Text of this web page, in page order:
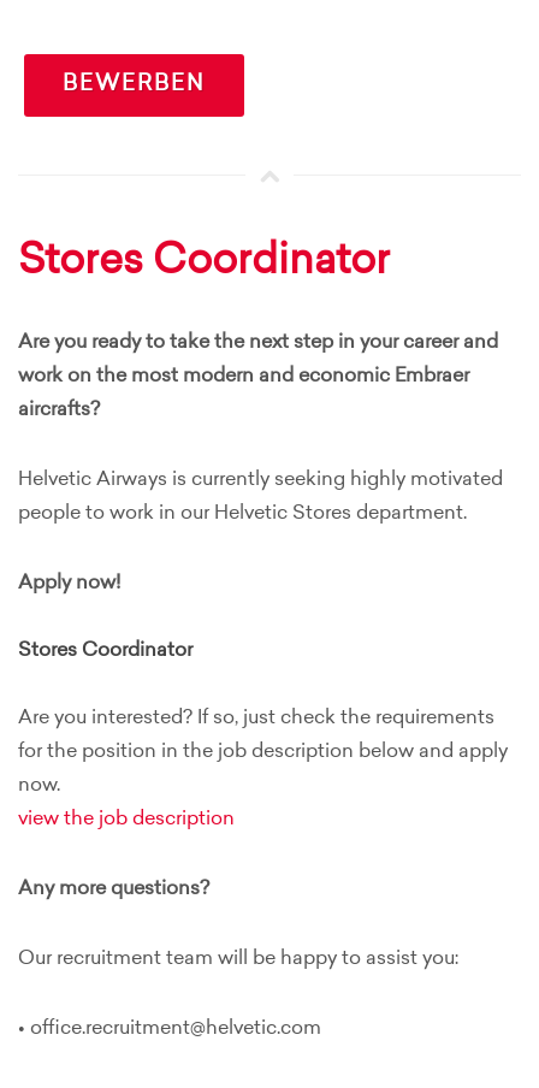
BEWERBEN
Stores Coordinator
Are you ready to take the next step in your career and
work on the most modern and economic Embraer
aircrafts?
Helvetic Airways is currently seeking highly motivated
people to work in our Helvetic Stores department.
Apply now!
Stores Coordinator
Are you interested? If so, just check the requirements
for the position in the job description below and apply
now.
view the job description
Any more questions?
Our recruitment team will be happy to assist you:
• office.recruitment@helvetic.com